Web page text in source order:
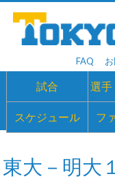
FAQ
試合 選手
スケジュール フ
東大－明大